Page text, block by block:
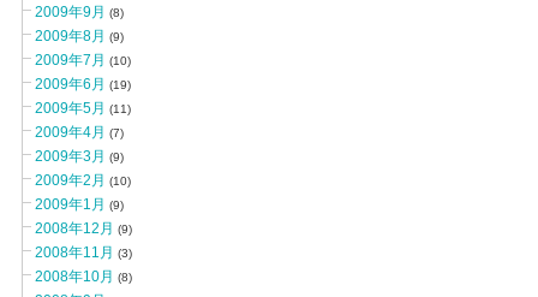
2009年9月 (8)
2009年8月 (9)
2009年7月 (10)
2009年6月 (19)
2009年5月 (11)
2009年4月 (7)
2009年3月 (9)
2009年2月 (10)
2009年1月 (9)
2008年12月 (9)
2008年11月 (3)
2008年10月 (8)